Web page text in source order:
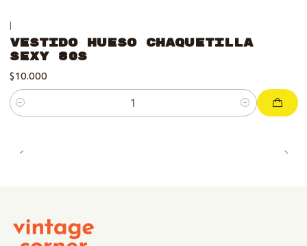
Vestido Hueso Chaquetilla
Sexy 80s
$10.000
Cantidad